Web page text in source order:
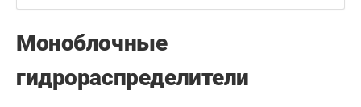
Моноблочные
гидрораспределители